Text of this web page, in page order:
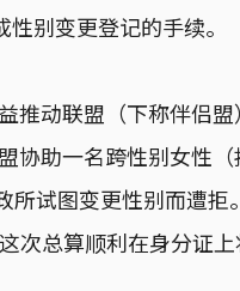
别变更登记的手续。
推动联盟（下称伴侣
助一名跨性别女性
所试图变更性别而遭
次总算顺利在身分证